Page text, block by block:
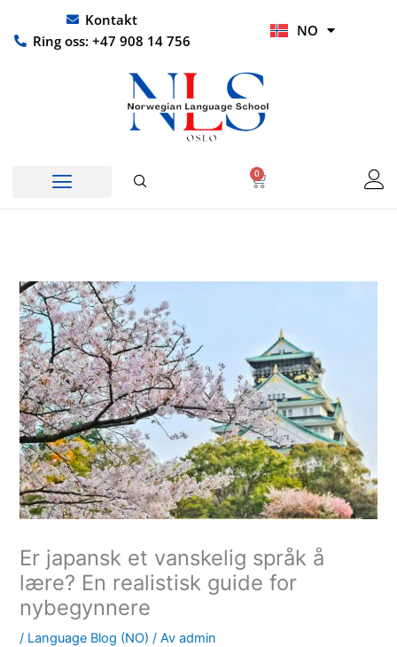
rett
Kontakt
Ring oss: +47 908 14 756
NO
HI
0
Handlekurv
Er japansk et vanskelig språk å
lære? En realistisk guide for
nybegynnere
/ Language Blog (NO) / Av admin